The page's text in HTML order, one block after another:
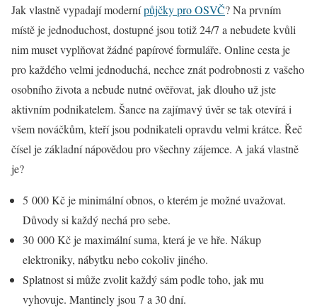
Jak vlastně vypadají modernípůjčky pro OSVČ? Na prvním
místě je jednoduchost, dostupné jsou totiž 24/7 a nebudete kvůli
nim muset vyplňovat žádné papírové formuláře. Online cesta je
pro každého velmi jednoduchá, nechce znát podrobnosti z vašeho
osobního života a nebude nutné ověřovat, jak dlouho už jste
aktivním podnikatelem. Šance na zajímavý úvěr se tak otevírá i
všem nováčkům, kteří jsou podnikateli opravdu velmi krátce. Řeč
čísel je základní nápovědou pro všechny zájemce. A jaká vlastně
je?
5 000 Kč je minimální obnos, o kterém je možné uvažovat.
Důvody si každý nechá pro sebe.
30 000 Kč je maximální suma, která je ve hře. Nákup
elektroniky, nábytku nebo cokoliv jiného.
Splatnost si může zvolit každý sám podle toho, jak mu
vyhovuje. Mantinely jsou 7 a 30 dní.